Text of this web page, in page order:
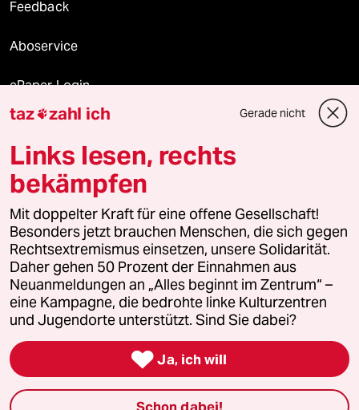
Feedback
Aboservice
ePaper Login
Downloads für Abonnierende
© 2026 taz Verlags und Vertriebs GmbH
Alle Rechte vorbehalten. Bei rechtlichen Fragen oder für Genehmigungen
wenden Sie sich bitte an
lizenzen@taz.de
Feedback Redaktionsstatut Kommune-Richtlinien
Leitlinie Informant Datenschutz Impressum AGB
Seitenwende Einwilligungen widerrufen (Ads)
taz zahl ich Gerade nicht
Links lesen, rechts
bekämpfen
Mit doppelter Kraft für eine offene Gesellschaft!
Besonders jetzt brauchen Menschen, die sich gegen
Rechtsextremismus einsetzen, unsere Solidarität.
Daher gehen 50 Prozent der Einnahmen aus
Neuanmeldungen an „Alles beginnt im Zentrum“ –
eine Kampagne, die bedrohte linke Kulturzentren
und Jugendorte unterstützt. Sind Sie dabei?
 Ja, ich will